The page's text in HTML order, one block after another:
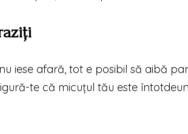
iese afară, tot e posibil să aibă
te că micuțul tău este